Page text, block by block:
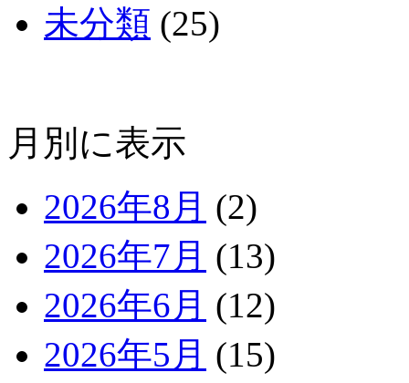
未分類 (25)
月別に表示
2026年8月 (2)
2026年7月 (13)
2026年6月 (12)
2026年5月 (15)